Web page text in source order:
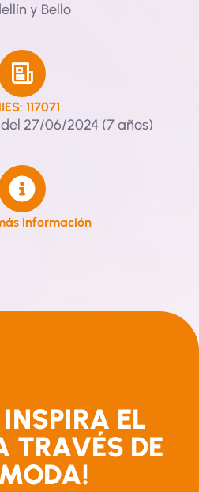
y Bello
117071
del 27/06/2024 (7 años)
información
INSPIRA EL
TRAVÉS DE